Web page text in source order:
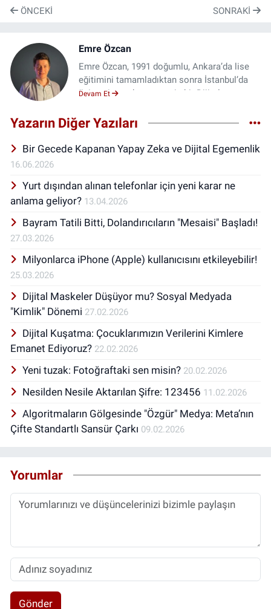
ÖNCEKI SONRAKI
Emre Özcan
Emre Özcan, 1991 doğumlu, Ankara’da lise
eğitimini tamamladıktan sonra İstanbul’da
üniversiteye devam etmiş bir Dijital
İletişim Fakültesi mezunu olan Özcan,
tamamlamıştır. Profesyonel kariyerine
kampanyasında başlayan Özcan, kamu ve
özel sektörde dijital pazarlama ve sosyal
Özcan, çeşitli kurumlara sosyal medya
pazarlama eğitimleri vermiştir.
Devam Et
Yazarın Diğer Yazıları
Bir Gecede Kapanan Yapay Zeka ve Dijital Egemenlik
16.06.2026
Yurt dışından alınan telefonlar için yeni karar ne
anlama geliyor? 13.04.2026
Bayram Tatili Bitti, Dolandırıcıların "Mesaisi" Başladı!
27.03.2026
Milyonlarca iPhone (Apple) kullanıcısını etkileyebilir!
25.03.2026
Dijital Maskeler Düşüyor mu? Sosyal Medyada
"Kimlik" Dönemi 27.02.2026
Dijital Kuşatma: Çocuklarımızın Verilerini Kimlere
Emanet Ediyoruz? 22.02.2026
Yeni tuzak: Fotoğraftaki sen misin? 20.02.2026
Nesilden Nesile Aktarılan Şifre: 123456 11.02.2026
Algoritmaların Gölgesinde "Özgür" Medya: Meta’nın
Çifte Standartlı Sansür Çarkı 09.02.2026
Yorumlar
Gönder